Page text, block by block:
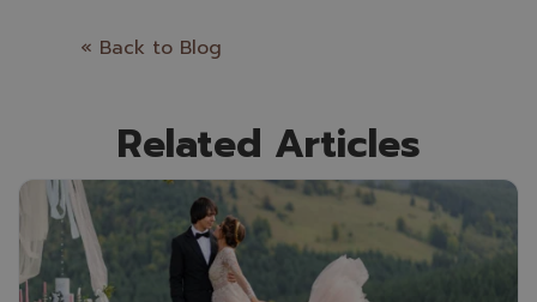
« Back to Blog
Related Articles